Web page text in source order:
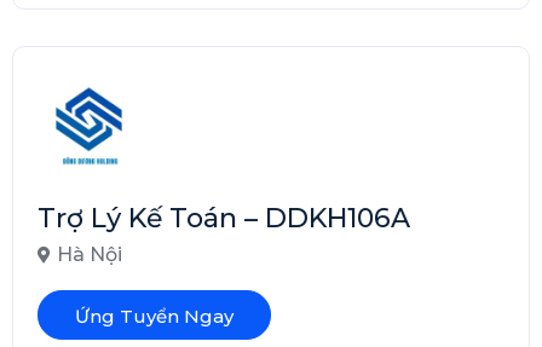
Trợ Lý Kế Toán – DDKH106A
Hà Nội
Ứng Tuyển Ngay